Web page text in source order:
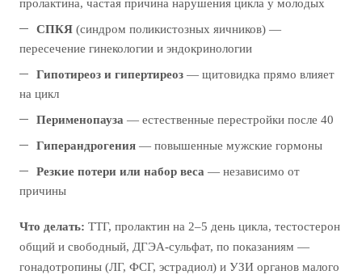
пролактина, частая причина нарушения цикла у молодых
СПКЯ (синдром поликистозных яичников) —
пересечение гинекологии и эндокринологии
Гипотиреоз и гипертиреоз — щитовидка прямо влияет
на цикл
Перименопауза — естественные перестройки после 40
Гиперандрогения — повышенные мужские гормоны
Резкие потери или набор веса — независимо от
причины
Что делать: ТТГ, пролактин на 2–5 день цикла, тестостерон
общий и свободный, ДГЭА-сульфат, по показаниям —
гонадотропины (ЛГ, ФСГ, эстрадиол) и УЗИ органов малого